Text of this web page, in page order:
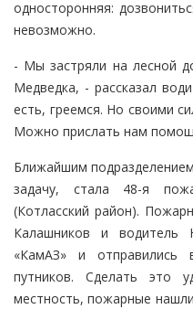
односторонняя:
невозможно.
- Мы застряли на лесной
Медведка, - рассказал
есть, греемся. Но своими
Можно прислать нам
Ближайшим
задачу, стала 48-я
(Котласский район).
Калашников и водитель
«КамАЗ» и отправились
путников. Сделать это
местность, пожарные